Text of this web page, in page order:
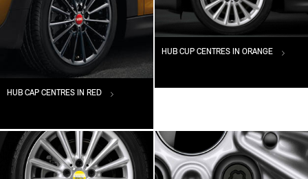
HUB CAP CENTRES IN RED
HUB CUP CENTRES IN ORANGE